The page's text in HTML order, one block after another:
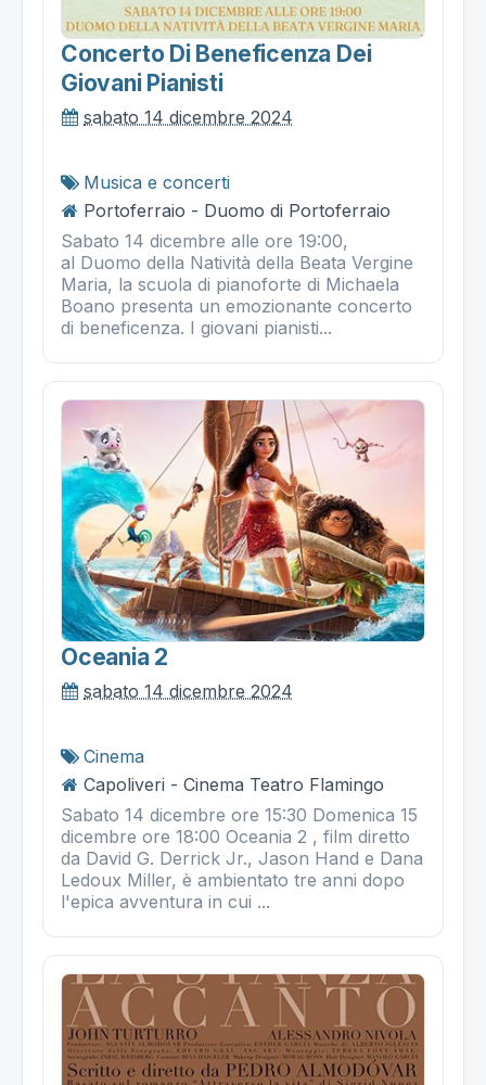
Concerto Di Beneficenza Dei
Giovani Pianisti
sabato 14 dicembre 2024
Musica e concerti
Portoferraio - Duomo di Portoferraio
Sabato 14 dicembre alle ore 19:00,
al Duomo della Natività della Beata Vergine
Maria, la scuola di pianoforte di Michaela
Boano presenta un emozionante concerto
di beneficenza. I giovani pianisti...
Oceania 2
sabato 14 dicembre 2024
Cinema
Capoliveri - Cinema Teatro Flamingo
Sabato 14 dicembre ore 15:30 Domenica 15
dicembre ore 18:00 Oceania 2 , film diretto
da David G. Derrick Jr., Jason Hand e Dana
Ledoux Miller, è ambientato tre anni dopo
l'epica avventura in cui ...